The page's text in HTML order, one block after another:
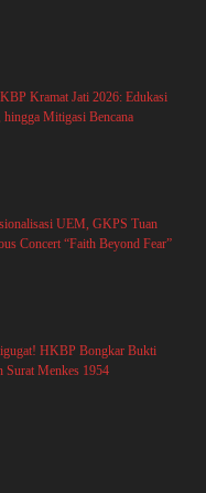
Kramat Jati 2026: Edukasi
hingga Mitigasi Bencana
UEM, GKPS Tuan
Concert “Faith Beyond Fear”
HKBP Bongkar Bukti
Surat Menkes 1954